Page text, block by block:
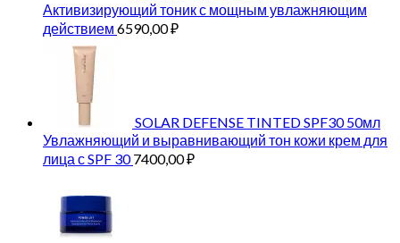
Активизирующий тоник с мощным увлажняющим
действием 6590,00₽
SOLAR DEFENSE TINTED SPF30 50мл
Увлажняющий и выравнивающий тон кожи крем для
лица с SPF 30 7400,00₽